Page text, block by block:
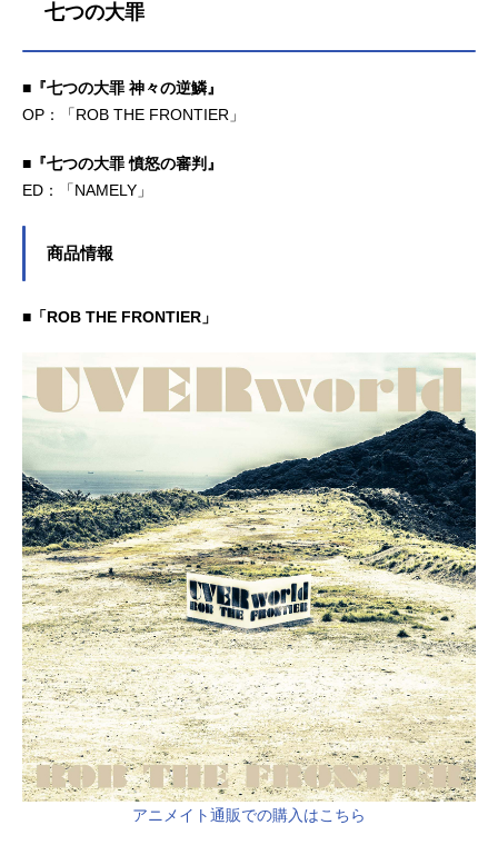
磋琢磨の毎日を過ごしていた。雄英
高の生徒同士が激突するビッグイベ
の下で技を磨く「職場体験」、“ヒー
果敢に立ち向かっていく。一方、死
巨悪オール・フォー・ワンも仲間を
増やし、その悪意をふくらませるの
だった。デクの、最高のヒーローに
なるための道と、敵（ヴィラン）た
ちとの戦いは、ますます加速してい
く！作品名僕のヒーローアカデミア
（3期）放送形態TVアニメシリーズ
僕のヒーローアカデミアスケジュー
ル2018年4月7日（土）～2018年9月
29日（土）日本テレビほか話数全25
話キャスト緑谷出久：山下大輝爆豪
勝己：岡本信彦麗日お茶子...
七つの大罪
■『七つの大罪 神々の逆鱗』
OP：「ROB THE FRONTIER」
■『七つの大罪 憤怒の審判』
ED：「NAMELY」
商品情報
■「ROB THE FRONTIER」
アニメイト通販での購入はこちら